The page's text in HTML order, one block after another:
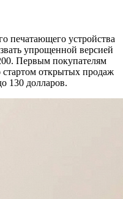
печатающего устройства
упрощенной версией
Первым покупателям
стартом открытых продаж
130 долларов.